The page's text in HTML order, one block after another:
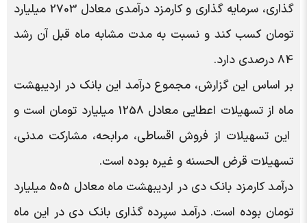
گذاری، سرمایه گذاری و کارمزد درآمدی معادل 2703 میلیارد
تومان کسب کند و نسبت به مدت مشابه ماه قبل آن رشد
84 درصدی دارد.
بر اساس این گزارش، مجموع درآمد این بانک در اردیبهشت
ماه از تسهیلات اعطایی معادل 1258 میلیارد تومان است و
این تسهیلات از فروش اقساطی، مرابحه، مشارکت مدنی،
تسهیلات قرض الحسنه و غیره بوده است.
درآمد کارمزد بانک دی در اردیبهشت ماه معادل 505 میلیارد
تومان بوده است. درآمد سپرده گذاری بانک دی در این ماه